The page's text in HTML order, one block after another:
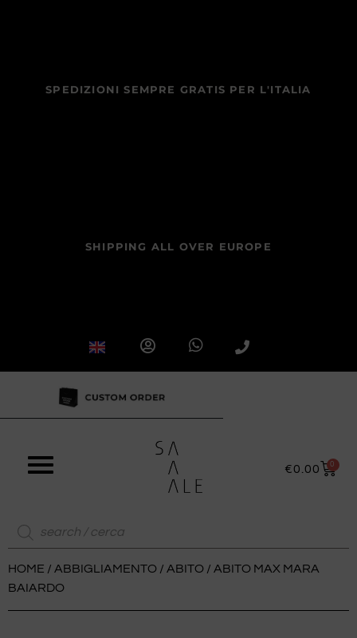
SPEDIZIONI SEMPRE GRATIS PER L'ITALIA
SHIPPING ALL OVER EUROPE
€0.00 0
HOME / ABBIGLIAMENTO / ABITO / ABITO MAX MARA
BAIARDO